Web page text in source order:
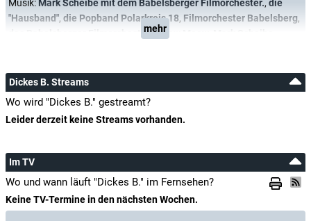
Musik: Mark Scheibe mit dem Babelsberger Filmorchester., die
"Hausband", die Popband Polarkreis 18, Filmorchester Babelsberg,
das Babelsberger Filmorchester,Meow Meow
mehr
Dickes B. Streams
Wo wird "Dickes B." gestreamt?
Leider derzeit keine Streams vorhanden.
Im TV
Wo und wann läuft "Dickes B." im Fernsehen?
Keine TV-Termine in den nächsten Wochen.